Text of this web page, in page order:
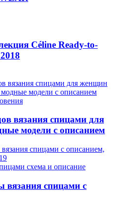
Céline Ready-to-
вязания спицами для
модели с описанием
схема и описание
вязания спицами с